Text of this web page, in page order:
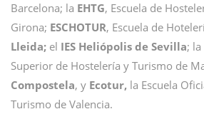
Barcelona; la EHTG, Escuela de
Girona; ESCHOTUR, Escuela de
Lleida; el IES Heliópolis de Sevilla; la
Superior de Hostelería y Turismo de
Compostela, y Ecotur, la Escuela
Turismo de Valencia.